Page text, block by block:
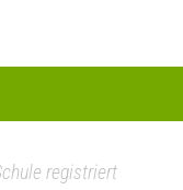
registriert